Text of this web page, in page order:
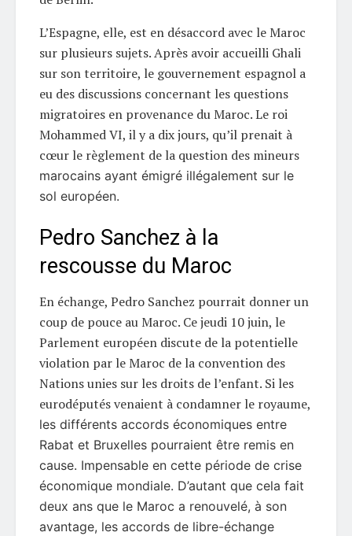
L’Espagne, elle, est en désaccord avec le Maroc
sur plusieurs sujets. Après avoir accueilli Ghali
sur son territoire, le gouvernement espagnol a
eu des discussions concernant les questions
migratoires en provenance du Maroc. Le roi
Mohammed VI, il y a dix jours, qu’il prenait à
cœur le règlement de la question des mineurs
marocains ayant émigré illégalement sur le
sol européen.
Pedro Sanchez à la
rescousse du Maroc
En échange, Pedro Sanchez pourrait donner un
coup de pouce au Maroc. Ce jeudi 10 juin, le
Parlement européen discute de la potentielle
violation par le Maroc de la convention des
Nations unies sur les droits de l’enfant. Si les
eurodéputés venaient à condamner le royaume,
les différents accords économiques entre
Rabat et Bruxelles pourraient être remis en
cause. Impensable en cette période de crise
économique mondiale. D’autant que cela fait
deux ans que le Maroc a renouvelé, à son
avantage, les accords de libre-échange